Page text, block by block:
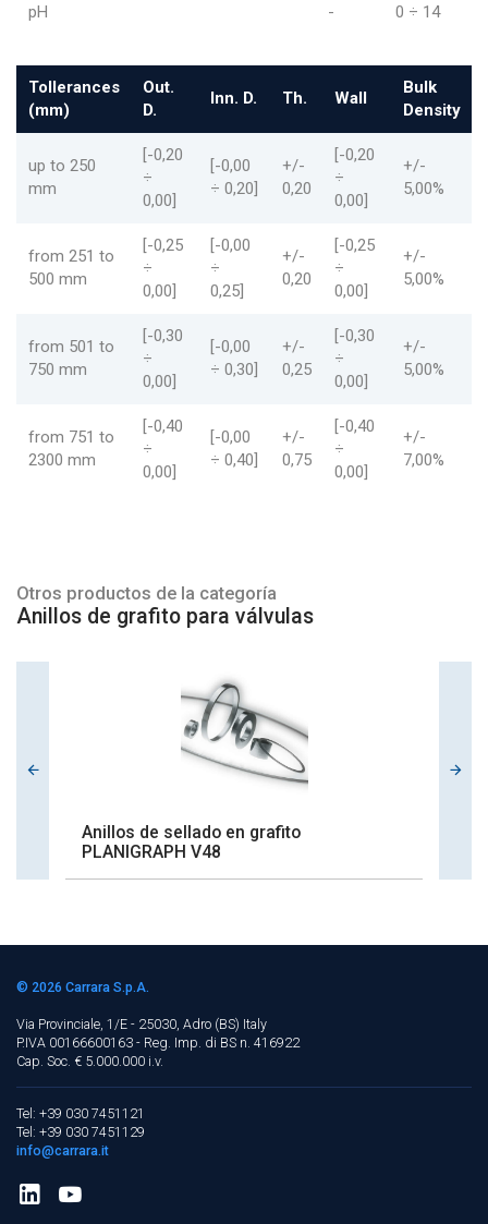
pH - 0 ÷ 14
Tollerances
(mm)
Out.
D.
Inn. D. Th. Wall
Bulk
Density
up to 250
mm
[-0,20
÷
0,00]
[-0,00
÷ 0,20]
+/-
0,20
[-0,20
÷
0,00]
+/-
5,00%
from 251 to
500 mm
[-0,25
÷
0,00]
[-0,00
÷
0,25]
+/-
0,20
[-0,25
÷
0,00]
+/-
5,00%
from 501 to
750 mm
[-0,30
÷
0,00]
[-0,00
÷ 0,30]
+/-
0,25
[-0,30
÷
0,00]
+/-
5,00%
from 751 to
2300 mm
[-0,40
÷
0,00]
[-0,00
÷ 0,40]
+/-
0,75
[-0,40
÷
0,00]
+/-
7,00%
Otros productos de la categoría
Anillos de grafito para válvulas
Anillos de sellado en grafito
PLANIGRAPH V48
© 2026 Carrara S.p.A.
Via Provinciale, 1/E - 25030, Adro (BS) Italy
P.IVA 00166600163 - Reg. Imp. di BS n. 416922
Cap. Soc. € 5.000.000 i.v.
Tel: +39 030 7451121
Tel: +39 030 7451129
info@carrara.it